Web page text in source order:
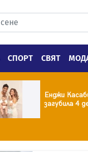
СПОРТ СВЯТ
Енджи
загубила 4